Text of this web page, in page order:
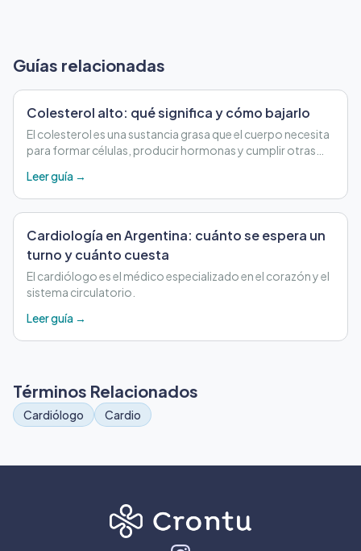
Guías relacionadas
Colesterol alto: qué significa y cómo bajarlo
El colesterol es una sustancia grasa que el cuerpo necesita
para formar células, producir hormonas y cumplir otras
Leer guía →
Cardiología en Argentina: cuánto se espera un
turno y cuánto cuesta
El cardiólogo es el médico especializado en el corazón y el
sistema circulatorio.
Leer guía →
Términos Relacionados
Cardiólogo Cardio